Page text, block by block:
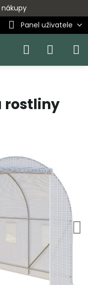
Panel uživatele
rostliny